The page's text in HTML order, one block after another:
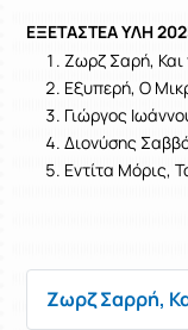
ΕΞΕΤΑΣΤΕΑ ΥΛΗ
Ζωρζ Σαρή, Και
Εξυπερή, Ο
Γιώργος
Διονύσης
Εντίτα Μόρις,
Ζωρζ Σαρρή,